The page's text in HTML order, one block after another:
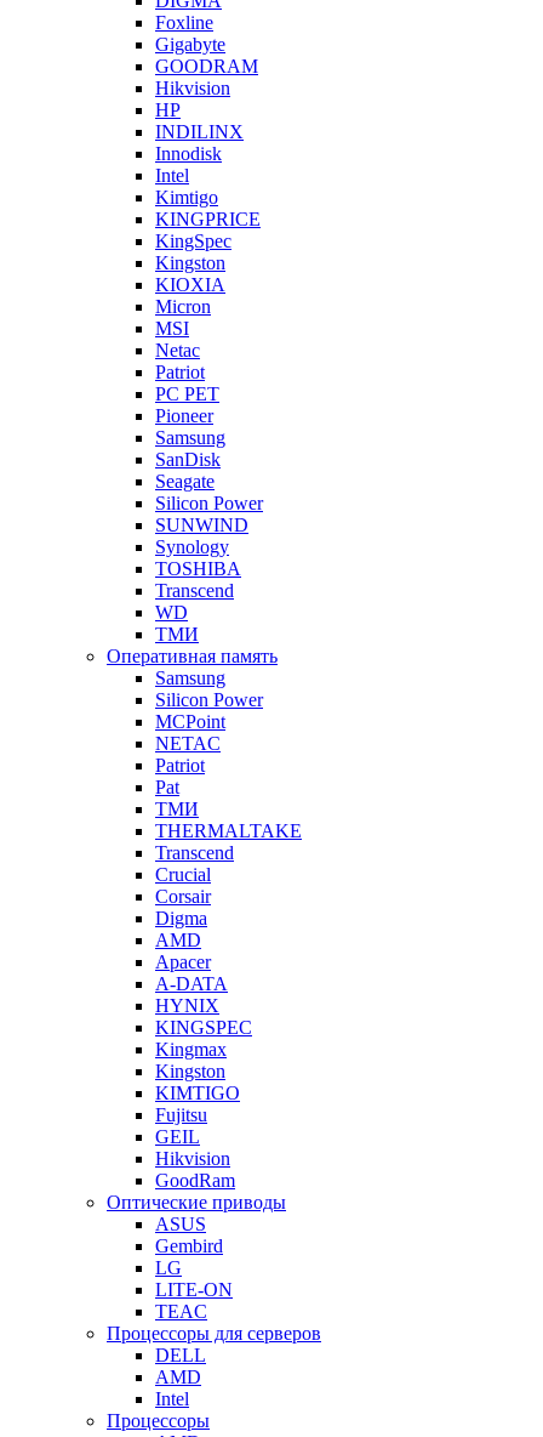
Foxline
Gigabyte
GOODRAM
Hikvision
HP
INDILINX
Innodisk
Intel
Kimtigo
KINGPRICE
KingSpec
Kingston
KIOXIA
Micron
MSI
Netac
Patriot
PC PET
Pioneer
Samsung
SanDisk
Seagate
Silicon Power
SUNWIND
Synology
TOSHIBA
Transcend
WD
ТМИ
Оперативная память
Samsung
Silicon Power
MCPoint
NETAC
Patriot
Pat
ТМИ
THERMALTAKE
Transcend
Crucial
Corsair
Digma
AMD
Apacer
A-DATA
HYNIX
KINGSPEC
Kingmax
Kingston
KIMTIGO
Fujitsu
GEIL
Hikvision
GoodRam
Оптические приводы
ASUS
Gembird
LG
LITE-ON
TEAC
Процессоры для серверов
DELL
AMD
Intel
Процессоры